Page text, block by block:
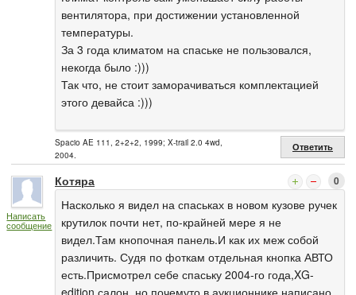
вентилятора, при достижении установленной
температуры.
За 3 года климатом на спаське не пользовался,
некогда было :)))
Так что, не стоит заморачиваться комплектацией
этого девайса :)))
Spacio AE 111, 2+2+2, 1999; X-trail 2.0 4wd,
2004.
Ответить
Написать
сообщение
Котяра 0
Насколько я видел на спаськах в новом кузове ручек
крутилок почти нет, по-крайней мере я не
видел.Там кнопочная панель.И как их меж собой
различить. Судя по фоткам отдельная кнопка АВТО
есть.Присмотрел себе спаську 2004-го года,XG-
edition салон, но почемуто в аукционнике написано